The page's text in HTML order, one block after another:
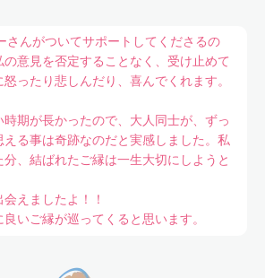
さんがついてサポートしてくださるの
意見を否定することなく、受け止めて
ったり悲しんだり、喜んでくれます。
期が長かったので、大人同士が、ずっ
える事は奇跡なのだと実感しました。私
、結ばれたご縁は一生大切にしようと
えましたよ！！
いご縁が巡ってくると思います。